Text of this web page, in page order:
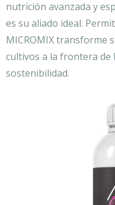
nutrición avanzada y
es su aliado ideal.
MICROMIX transforme
cultivos a la frontera de
sostenibilidad.